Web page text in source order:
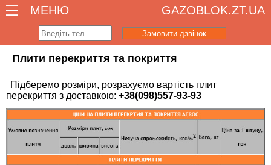
МЕНЮ GAZOBLOK.ZT.UA
Замовити дзвінок
Плити перекриття та покриття
Підберемо розміри, розрахуємо вартість плит
перекриття з доставкою: +38(098)557-93-93